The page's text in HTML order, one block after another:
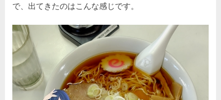
で、出てきたのはこんな感じです。